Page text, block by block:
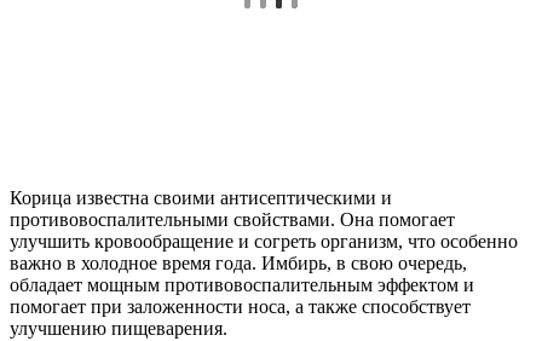
Корица известна своими антисептическими и
противовоспалительными свойствами. Она помогает
улучшить кровообращение и согреть организм, что особенно
важно в холодное время года. Имбирь, в свою очередь,
обладает мощным противовоспалительным эффектом и
помогает при заложенности носа, а также способствует
улучшению пищеварения.